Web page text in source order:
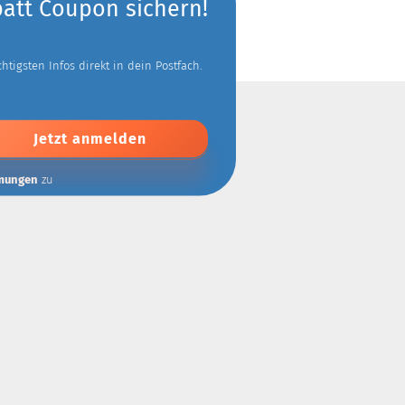
Coupon sichern!
Infos direkt in dein Postfach.
zu